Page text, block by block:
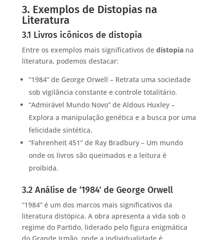
3. Exemplos de Distopias na
Literatura
3.1 Livros icônicos de distopia
Entre os exemplos mais significativos de distopiana
literatura, podemos destacar:
“1984” de George Orwell – Retrata uma sociedade
sob vigilância constante e controle totalitário.
“Admirável Mundo Novo” de Aldous Huxley –
Explora a manipulação genética e a busca por uma
felicidade sintética.
“Fahrenheit 451” de Ray Bradbury – Um mundo
onde os livros são queimados e a leitura é
proibida.
3.2 Análise de ‘1984’ de George Orwell
“1984” é um dos marcos mais significativos da
literatura distópica. A obra apresenta a vida sob o
regime do Partido, liderado pelo figura enigmática